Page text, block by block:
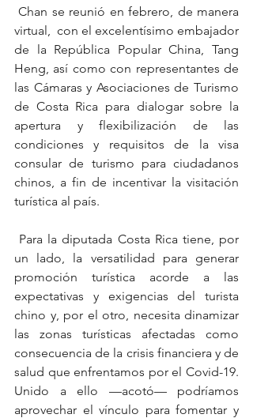
Chan se reunió en febrero, de manera
virtual,  con el excelentísimo embajador
de la República Popular China, Tang
Heng, así como con representantes de
las Cámaras y Asociaciones de Turismo
de Costa Rica para dialogar sobre la
apertura y flexibilización de las
condiciones y requisitos de la visa
consular de turismo para ciudadanos
chinos, a fin de incentivar la visitación
turística al país.
un lado, la versatilidad para generar
promoción turística acorde a las
expectativas y exigencias del turista
chino y, por el otro, necesita dinamizar
las zonas turísticas afectadas como
consecuencia de la crisis financiera y de
salud que enfrentamos por el Covid-19.
Unido a ello —acotó— podríamos
aprovechar el vínculo para fomentar y